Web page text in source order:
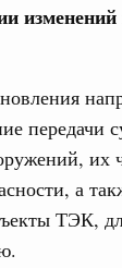
их
а
ТЭК,